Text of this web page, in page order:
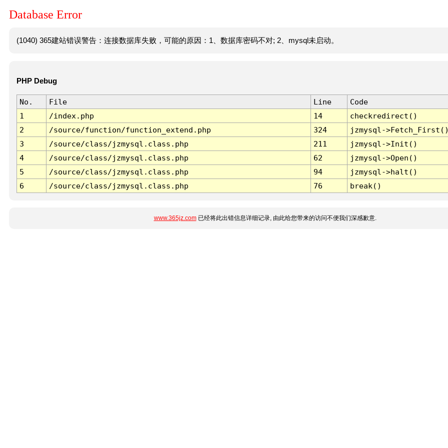
Database Error
(1040) 365建站错误警告：连接数据库失败，可能的原因：1、数据库密码不对; 2、mysql未启动。
PHP Debug
No. File Line
Code
1
/index.php 14
checkredirect()
2
/source/function/function_extend.php 324
jzmysql-
3
/source/class/jzmysql.class.php 211
jzmysql->Init()
4
/source/class/jzmysql.class.php 62
jzmysql->Open()
5
/source/class/jzmysql.class.php 94
jzmysql->halt()
6
/source/class/jzmysql.class.php 76 break()
www.365jz.com已经将此出错信息详细记录, 由此给您带来的访问不便我们深感歉意.